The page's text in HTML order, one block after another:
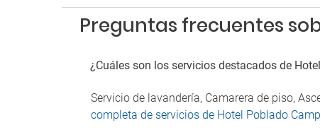
Preguntas frecuentes
¿Cuáles son los servicios destacados de
Servicio de lavandería, Camarera de piso,
completa de servicios de Hotel Poblado